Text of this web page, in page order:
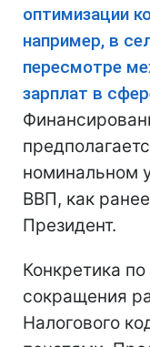
оптимизации
например, в
пересмотре
зарплат в
номинальном
ВВП, как
Президент.
Конкретика
сокращения
Налогового